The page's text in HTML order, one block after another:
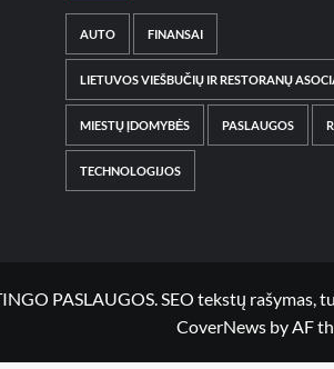
AUTO FINANSAI
LIETUVOS VIEŠBUČIŲ IR RESTORANŲ
MIESTŲ ĮDOMYBĖS PASLAUGOS
TECHNOLOGIJOS
PASLAUGOS. SEO tekstų
CoverNewsby AF